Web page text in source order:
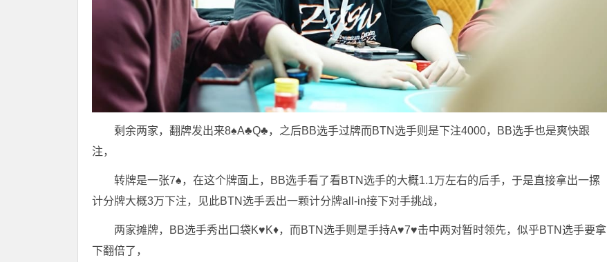
剩余两家，翻牌发出来8♠️A♣️Q♣️，之后BB选手过牌而BTN选手则是下注4000，BB选手也是爽快跟
注，
转牌是一张7♠️，在这个牌面上，BB选手看了看BTN选手的大概1.1万左右的后手，于是直接拿出一摞
计分牌大概3万下注，见此BTN选手丢出一颗计分牌all-in接下对手挑战，
两家摊牌，BB选手秀出口袋K♥️K♦️，而BTN选手则是手持A♥️7♥️击中两对暂时领先，似乎BTN选手要拿
下翻倍了，